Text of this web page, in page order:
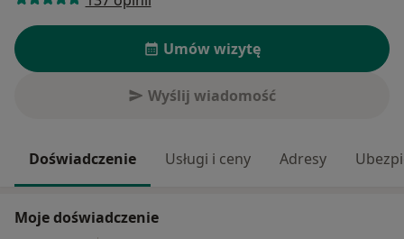
Umów wizytę
Wyślij wiadomość
Doświadczenie Usługi i ceny Adresy
Moje doświadczenie